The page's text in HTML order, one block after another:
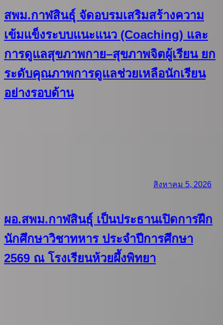
สพม.กาฬสินธุ์ จัดอบรมเสริมสร้างความ
เข้มแข็งระบบแนะแนว (Coaching) และ
การดูแลสุขภาพกาย–สุขภาพจิตผู้เรียน ยก
ระดับคุณภาพการดูแลช่วยเหลือนักเรียน
อย่างรอบด้าน
สิงหาคม 5, 2026
ผอ.สพม.กาฬสินธุ์ เป็นประธานเปิดการฝึก
นักศึกษาวิชาทหาร ประจำปีการศึกษา
2569 ณ โรงเรียนห้วยผึ้งพิทยา